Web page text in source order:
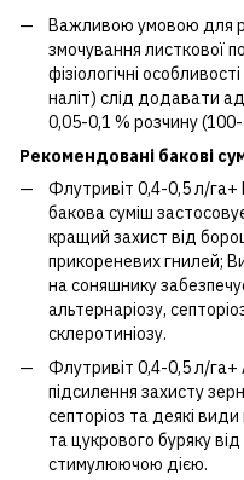
Важливою умовою для
змочування листкової
фізіологічні
наліт) слід додавати
0,05-0,1 % розчину
Рекомендовані бакові
Флутривіт 0,4-0,5 л/
бакова суміш
кращий захист від
прикореневих гнилей;
на соняшнику
альтернаріозу,
склеротиніозу.
Флутривіт 0,4-0,5 л/
підсилення захисту
септоріоз та деякі види
та цукрового буряку
стимулюючою дією.